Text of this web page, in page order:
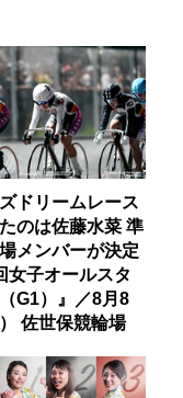
ドリームレース
のは佐藤水菜 準
メンバーが決定
女子オールスタ
G1）』／8月8
佐世保競輪場